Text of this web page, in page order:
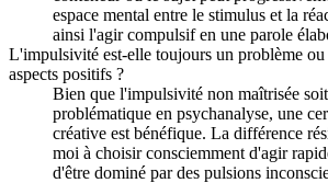
espace mental entre le stimulus et la
ainsi l'agir compulsif en une parole
L'impulsivité est-elle toujours un problème
aspects positifs ?
Bien que l'impulsivité non maîtrisée
problématique en psychanalyse, une
créative est bénéfique. La différence
moi à choisir consciemment d'agir
d'être dominé par des pulsions